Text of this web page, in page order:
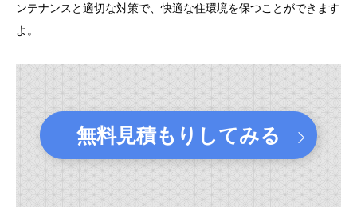
ンテナンスと適切な対策で、快適な住環境を保つことができます
よ。
無料見積もりしてみる